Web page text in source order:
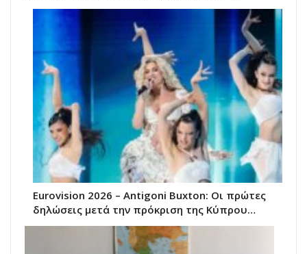
Eurovision 2026 – Antigoni Buxton: Οι πρώτες
δηλώσεις μετά την πρόκριση της Κύπρου…